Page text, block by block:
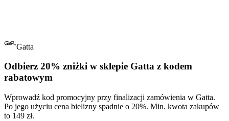
Gatta
Odbierz 20% zniżki w sklepie Gatta z kodem
rabatowym
Wprowadź kod promocyjny przy finalizacji zamówienia w Gatta.
Po jego użyciu cena bielizny spadnie o 20%. Min. kwota zakupów
to 149 zł.